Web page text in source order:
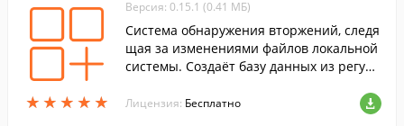
★ ★ ★ ★ ★
★ ★ ★ ★ ★
Версия: 0.15.1 (0.41 МБ)
Система обнаружения вторжений, следя
щая за изменениями файлов локальной
системы. Создаёт базу данных из регуля
роек.
Лицензия: Бесплатно